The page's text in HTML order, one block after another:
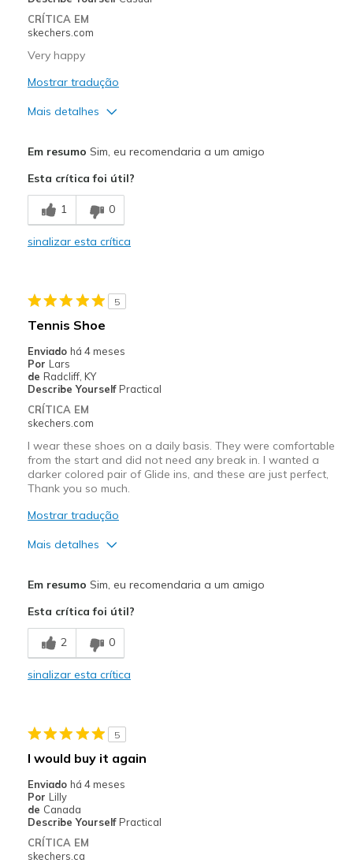
CRÍTICA EM
skechers.com
Very happy
Mostrar tradução
Mais detalhes
Stylish
Melhores utilizações
Casual Wear
Em resumo Sim, eu recomendaria a um amigo
Esta crítica foi útil?
1 0
sinalizar esta crítica
5
Tennis Shoe
Enviado há 4 meses
Por Lars
de Radcliff, KY
Describe Yourself Practical
CRÍTICA EM
skechers.com
I wear these shoes on a daily basis. They were comfortable
from the start and did not need any break in. I wanted a
darker colored pair of Glide ins, and these are just perfect,
Thank you so much.
Mostrar tradução
Mais detalhes
Breathe Well
Comfortable
Going Out
Travel
Em resumo Sim, eu recomendaria a um amigo
Esta crítica foi útil?
2 0
sinalizar esta crítica
5
I would buy it again
Enviado há 4 meses
Por Lilly
de Canada
Describe Yourself Practical
CRÍTICA EM
skechers.ca